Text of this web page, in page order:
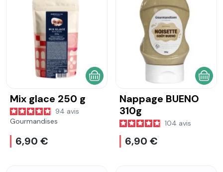
Mix glace 250 g
94 avis
Gourmandises
6,90 €
AJOUTER AU PANIER
Nappage BUENO
310g
104 avis
6,90 €